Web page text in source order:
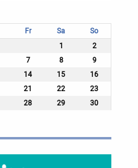
Fr Sa
So
1
2
7 8
9
14 15
16
21 22
23
28 29
30